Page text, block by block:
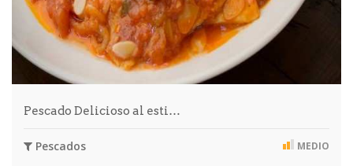
Pescado Delicioso al esti…
Pescados MEDIO